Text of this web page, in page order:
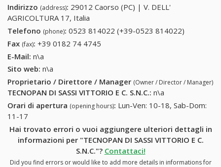
Indirizzo (address): 29012 Caorso (PC) | V. DELL'
AGRICOLTURA 17, Italia
Telefono (phone): 0523 814022 (+39-0523 814022)
Fax (fax): +39 0182 74 4745
E-Mail: n\a
Sito web: n\a
Proprietario / Direttore / Manager (Owner / Director / Manager)
TECNOPAN DI SASSI VITTORIO E C. S.N.C.: n\a
Orari di apertura (opening hours): Lun-Ven: 10-18, Sab-Dom:
11-17
Hai trovato errori o vuoi aggiungere ulteriori dettagli in
informazioni per "TECNOPAN DI SASSI VITTORIO E C.
S.N.C."? Contattaci!
Did you find errors or would like to add more details in informations for